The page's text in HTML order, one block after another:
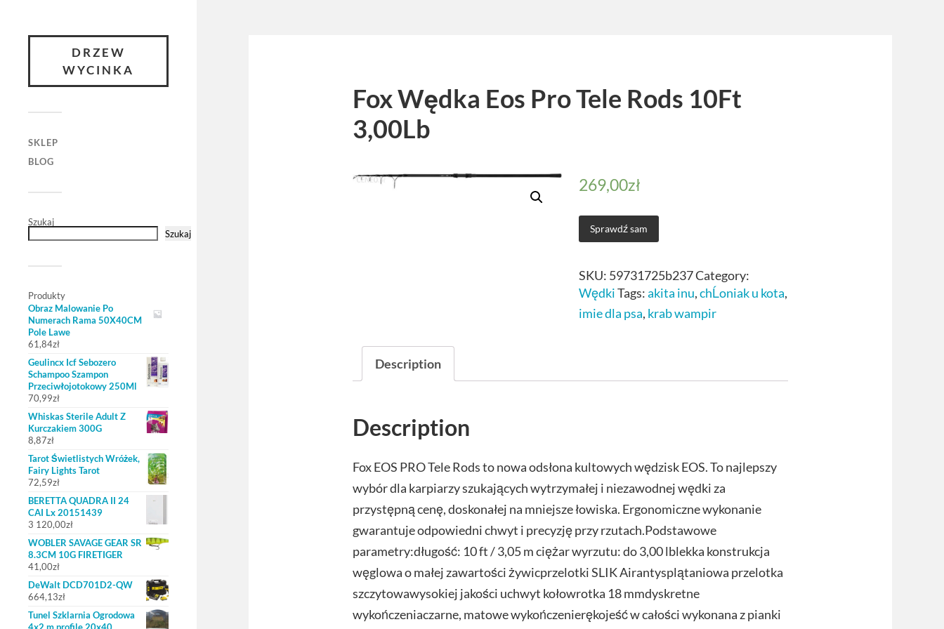
DRZEW
WYCINKA
SKLEP
BLOG
Szukaj
Szukaj
Produkty
Obraz Malowanie Po
Numerach Rama 50X40CM
Pole Lawe
61,84zł
Geulincx Icf Sebozero
Schampoo Szampon
Przeciwłojotokowy 250Ml
70,99zł
Whiskas Sterile Adult Z
Kurczakiem 300G
8,87zł
Tarot Świetlistych Wróżek,
Fairy Lights Tarot
72,59zł
BERETTA QUADRA II 24
CAI Lx 20151439
3 120,00zł
WOBLER SAVAGE GEAR SR
8.3CM 10G FIRETIGER
41,00zł
DeWalt DCD701D2-QW
664,13zł
Tunel Szklarnia Ogrodowa
Fox Wędka Eos Pro Tele Rods 10Ft
3,00Lb
269,00zł
Sprawdź sam
SKU: 59731725b237Category:
Wędki Tags:akita inu,chĹoniak u kota,
imie dla psa, krab wampir
Description
Description
Fox EOS PRO Tele Rods to nowa odsłona kultowych wędzisk EOS. To najlepszy
wybór dla karpiarzy szukających wytrzymałej i niezawodnej wędki za
przystępną cenę, doskonałej na mniejsze łowiska. Ergonomiczne wykonanie
gwarantuje odpowiedni chwyt i precyzję przy rzutach.Podstawowe
parametry:długość: 10 ft / 3,05 m ciężar wyrzutu: do 3,00 lblekka konstrukcja
węglowa o małej zawartości żywicprzelotki SLIK Airantysplątaniowa przelotka
szczytowawysokiej jakości uchwyt kołowrotka 18 mmdyskretne
wykończeniaczarne, matowe wykończenierękojeść w całości wykonana z pianki